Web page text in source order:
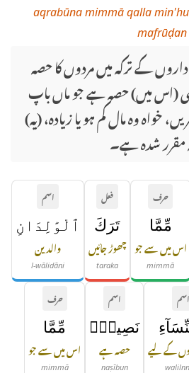
aqrabūna mimmā qalla
mafrūḍan
کے ترکہ میں مردوں کا حصہ
(اس میں) حصہ ہے جو ماں باپ
خواہ وہ مال کم ہو یا زیادہ، (یہ)
شدہ ہے۔
حرف
مِّمَّا
اس میں سے جو
mimmā
فعل
تَرَكَ
چھوڑ جائیں
taraka
اسم
ٱلْوَٰلِدَانِ
والدین
l-wālidāni
اسم
کے لیے
اسم
نَصِيبٌۭ
حصہ ہے
naṣībun
حرف
مِّمَّا
اس میں سے جو
mimmā